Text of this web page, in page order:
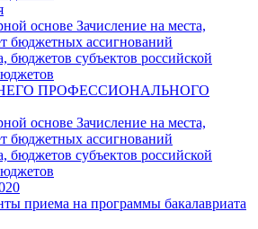
основе Зачисление на места,
бюджетных ассигнований
бюджетов субъектов российской
ПРОФЕССИОНАЛЬНОГО
основе Зачисление на места,
бюджетных ассигнований
бюджетов субъектов российской
приема на программы бакалавриата